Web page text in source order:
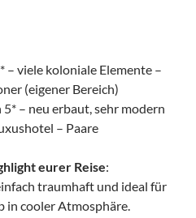
– viele koloniale Elemente –
(eigener Bereich)
– neu erbaut, sehr modern
– Paare
eurer Reise:
traumhaft und ideal für
cooler Atmosphäre.